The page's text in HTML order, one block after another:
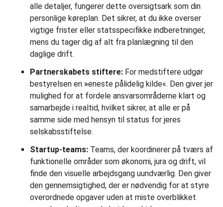
alle detaljer, fungerer dette oversigtsark som din
personlige køreplan. Det sikrer, at du ikke overser
vigtige frister eller statsspecifikke indberetninger,
mens du tager dig af alt fra planlægning til den
daglige drift.
Partnerskabets stiftere: For medstiftere udgør
bestyrelsen en »eneste pålidelig kilde«. Den giver jer
mulighed for at fordele ansvarsområderne klart og
samarbejde i realtid, hvilket sikrer, at alle er på
samme side med hensyn til status for jeres
selskabsstiftelse.
Startup-teams: Teams, der koordinerer på tværs af
funktionelle områder som økonomi, jura og drift, vil
finde den visuelle arbejdsgang uundværlig. Den giver
den gennemsigtighed, der er nødvendig for at styre
overordnede opgaver uden at miste overblikket